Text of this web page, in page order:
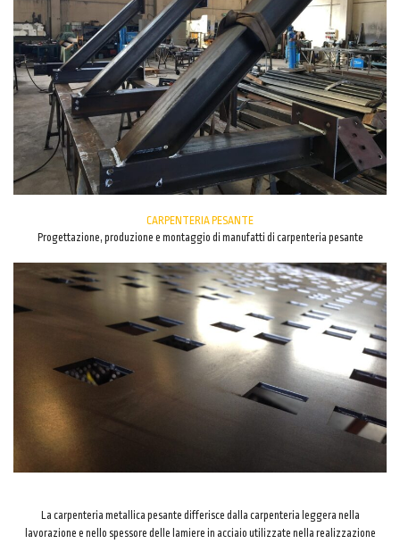
CARPENTERIA PESANTE
Progettazione, produzione e montaggio di manufatti di carpenteria pesante
La carpenteria metallica pesante differisce dalla carpenteria leggera nella
lavorazione e nello spessore delle lamiere in acciaio utilizzate nella realizzazione